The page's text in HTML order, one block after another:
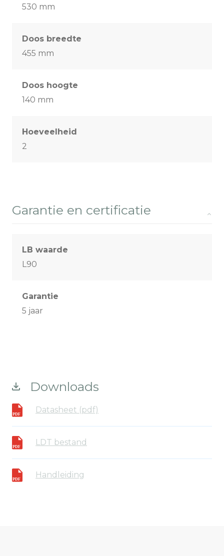
530 mm
Doos breedte
455 mm
Doos hoogte
140 mm
Hoeveelheid
2
Garantie en certificatie
LB waarde
L90
Garantie
5 jaar
Downloads
Datasheet (pdf)
LDT bestand
Handleiding